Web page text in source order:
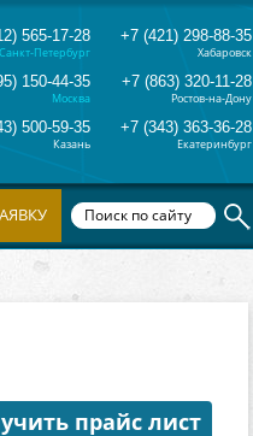
565-17-28
Санкт-Петербург
+7 (421) 298-88-35
Хабаровск
150-44-35
Москва
+7 (863) 320-11-28
Ростов-на-Дону
500-59-35
Казань
+7 (343) 363-36-28
Екатеринбург
прайс лист